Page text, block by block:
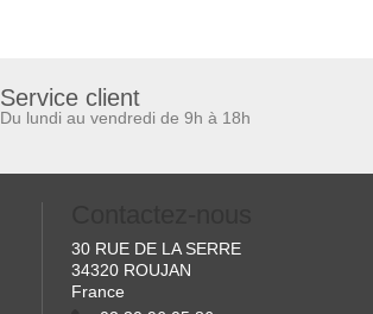
Service client
Du lundi au vendredi de 9h à 18h
30 RUE DE LA SERRE
34320 ROUJAN
France